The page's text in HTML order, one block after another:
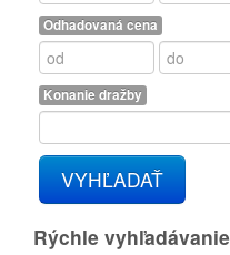
Odhadovaná cena
Konanie dražby
VYHĽADAŤ
Rýchle vyhľadávanie